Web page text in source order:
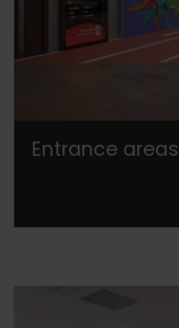
Entrance areas